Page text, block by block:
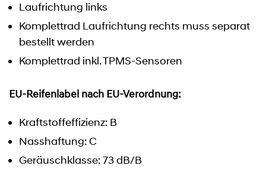
Laufrichtung links
Komplettrad Laufrichtung rechts muss separat
bestellt werden
Komplettrad inkl. TPMS-Sensoren
EU-Reifenlabel nach EU-Verordnung:
Kraftstoffeffizienz: B
Nasshaftung: C
Geräuschklasse: 73 dB/B